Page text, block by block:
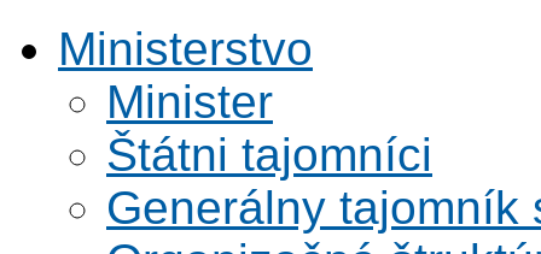
Ministerstvo
Minister
Štátni tajomníci
Generálny tajomník